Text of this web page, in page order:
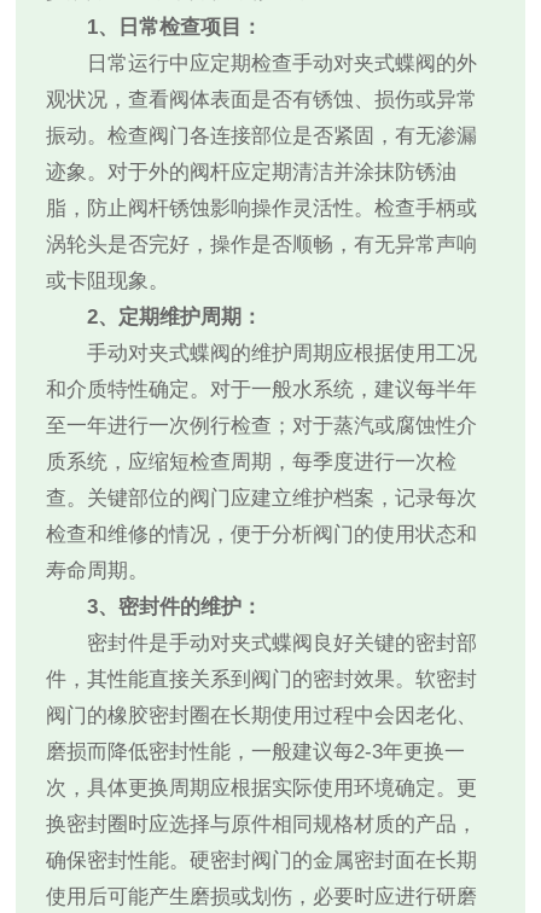
1、日常检查项目：
日常运行中应定期检查手动对夹式蝶阀的外
观状况，查看阀体表面是否有锈蚀、损伤或异常
振动。检查阀门各连接部位是否紧固，有无渗漏
迹象。对于外的阀杆应定期清洁并涂抹防锈油
脂，防止阀杆锈蚀影响操作灵活性。检查手柄或
涡轮头是否完好，操作是否顺畅，有无异常声响
或卡阻现象。
2、定期维护周期：
手动对夹式蝶阀的维护周期应根据使用工况
和介质特性确定。对于一般水系统，建议每半年
至一年进行一次例行检查；对于蒸汽或腐蚀性介
质系统，应缩短检查周期，每季度进行一次检
查。关键部位的阀门应建立维护档案，记录每次
检查和维修的情况，便于分析阀门的使用状态和
寿命周期。
3、密封件的维护：
密封件是手动对夹式蝶阀良好关键的密封部
件，其性能直接关系到阀门的密封效果。软密封
阀门的橡胶密封圈在长期使用过程中会因老化、
磨损而降低密封性能，一般建议每2-3年更换一
次，具体更换周期应根据实际使用环境确定。更
换密封圈时应选择与原件相同规格材质的产品，
确保密封性能。硬密封阀门的金属密封面在长期
使用后可能产生磨损或划伤，必要时应进行研磨